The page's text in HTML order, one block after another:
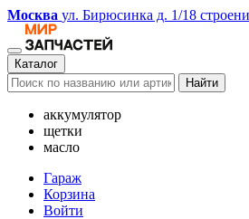
Москва ул. Бирюсинка д. 1/18
Каталог
Найти
аккумулятор
щетки
масло
Гараж
Корзина
Войти